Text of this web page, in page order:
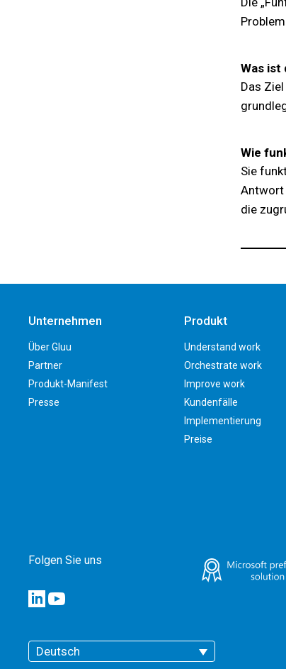
Was ist
Das
Wie
Sie
Antwort
die
Unternehmen
Über Gluu
Partner
Produkt-Manifest
Presse
Produkt
Understand work
Orchestrate work
Improve work
Kundenfälle
Implementierung
Preise
Folgen Sie uns
Deutsch